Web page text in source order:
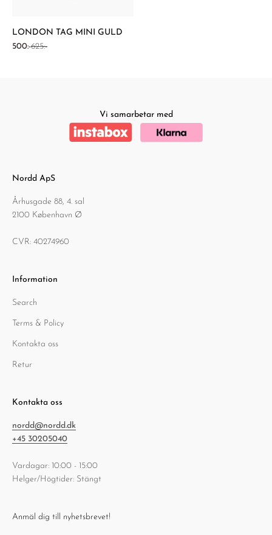
LONDON TAG MINI GULD
REA-pris
500:-Pris
625:-
Vi samarbetar med
Nordd ApS
Århusgade 88, 4. sal
2100 København Ø
CVR: 40274960
Information
Search
Terms & Policy
Kontakta oss
Retur
Kontakta oss
nordd@nordd.dk
+45 30205040
Vardagar: 10:00 - 15:00
Helger/Högtider: Stängt
Anmäl dig till nyhetsbrevet!